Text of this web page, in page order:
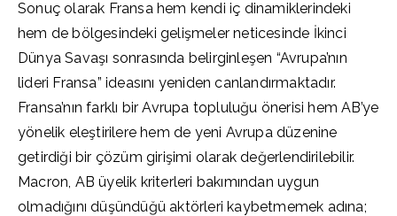
Sonuç olarak Fransa hem kendi iç dinamiklerindeki
hem de bölgesindeki gelişmeler neticesinde İkinci
Dünya Savaşı sonrasında belirginleşen “Avrupa’nın
lideri Fransa” ideasını yeniden canlandırmaktadır.
Fransa’nın farklı bir Avrupa topluluğu önerisi hem AB’ye
yönelik eleştirilere hem de yeni Avrupa düzenine
getirdiği bir çözüm girişimi olarak değerlendirilebilir.
Macron, AB üyelik kriterleri bakımından uygun
olmadığını düşündüğü aktörleri kaybetmemek adına;